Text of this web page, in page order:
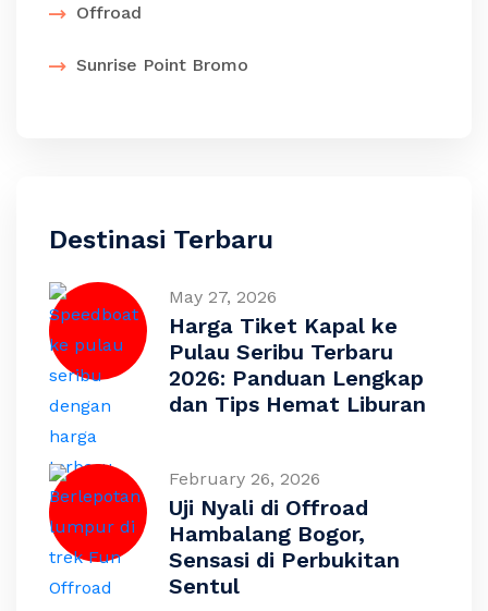
Offroad
Sunrise Point Bromo
Destinasi Terbaru
May 27, 2026
Harga Tiket Kapal ke
Pulau Seribu Terbaru
2026: Panduan Lengkap
dan Tips Hemat Liburan
February 26, 2026
Uji Nyali di Offroad
Hambalang Bogor,
Sensasi di Perbukitan
Sentul